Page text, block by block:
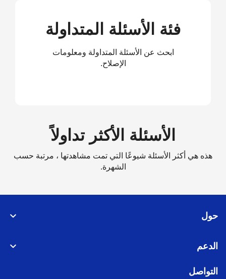
فئة الأسئلة المتداولة
ابحث عن الأسئلة المتداولة ومعلومات
الإصلاح.
الأسئلة الأكثر تداولاً
هذه هي أكثر الأسئلة شيوعًا التي تمت مشاهدتها ، مرتبة حسب
الشهرة.
حول
الدعم
التواصل